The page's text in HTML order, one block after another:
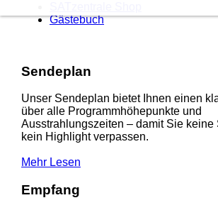
Gästebuch
Sendeplan
Unser Sendeplan bietet Ihnen einen
über alle Programmhöhepunkte und
Ausstrahlungszeiten – damit Sie keine
kein Highlight verpassen.
Mehr Lesen
Empfang